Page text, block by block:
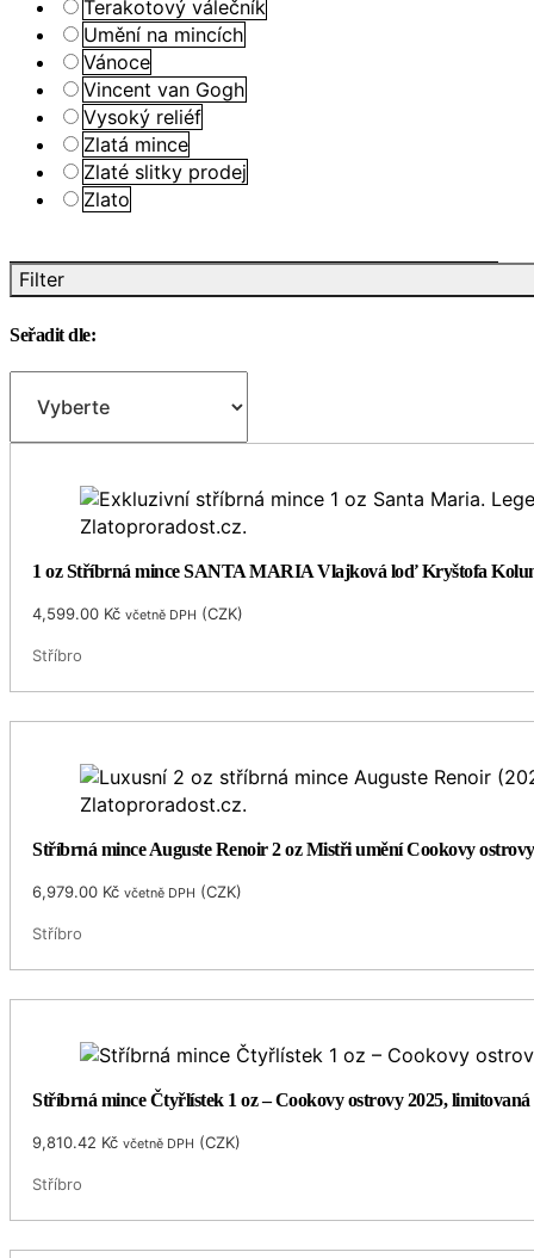
Terakotový válečník
Umění na mincích
Vánoce
Vincent van Gogh
Vysoký reliéf
Zlatá mince
Zlaté slitky prodej
Zlato
Filter
Seřadit dle:
1 oz Stříbrná mince SANTA MARIA Vlajková loď Kryštofa
4,599.00 Kč včetně DPH (CZK)
Stříbro
Stříbrná mince Auguste Renoir 2 oz Mistři umění Cookovy
6,979.00 Kč včetně DPH (CZK)
Stříbro
Stříbrná mince Čtyřlístek 1 oz – Cookovy ostrovy 2025, limitovaná
9,810.42 Kč včetně DPH (CZK)
Stříbro